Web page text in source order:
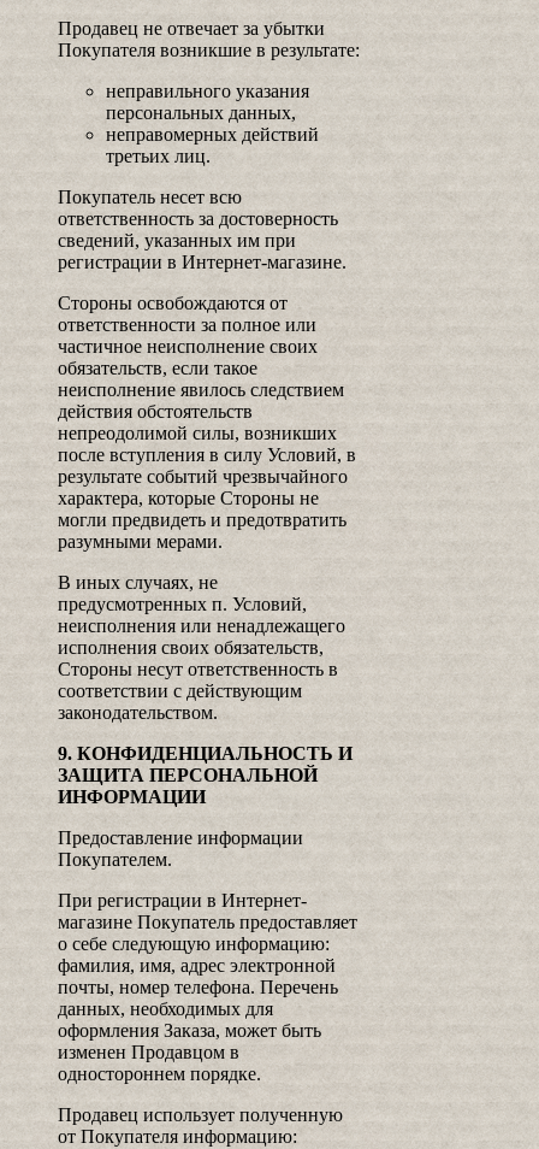
Продавец не отвечает за убытки
Покупателя возникшие в результате:
неправильного указания
персональных данных,
неправомерных действий
третьих лиц.
Покупатель несет всю
ответственность за достоверность
сведений, указанных им при
регистрации в Интернет-магазине.
Стороны освобождаются от
ответственности за полное или
частичное неисполнение своих
обязательств, если такое
неисполнение явилось следствием
действия обстоятельств
непреодолимой силы, возникших
после вступления в силу Условий, в
результате событий чрезвычайного
характера, которые Стороны не
могли предвидеть и предотвратить
разумными мерами.
В иных случаях, не
предусмотренных п. Условий,
неисполнения или ненадлежащего
исполнения своих обязательств,
Стороны несут ответственность в
соответствии с действующим
законодательством.
9. КОНФИДЕНЦИАЛЬНОСТЬ И
ЗАЩИТА ПЕРСОНАЛЬНОЙ
ИНФОРМАЦИИ
Предоставление информации
Покупателем.
При регистрации в Интернет-
магазине Покупатель предоставляет
о себе следующую информацию:
фамилия, имя, адрес электронной
почты, номер телефона. Перечень
данных, необходимых для
оформления Заказа, может быть
изменен Продавцом в
одностороннем порядке.
Продавец использует полученную
от Покупателя информацию: